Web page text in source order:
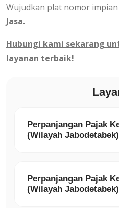
Wujudkan plat nomor
Jasa.
Hubungi kami sekarang
layanan terbaik!
Perpanjangan Pajak
(Wilayah Jabodetabek)
Perpanjangan Pajak
(Wilayah Jabodetabek)